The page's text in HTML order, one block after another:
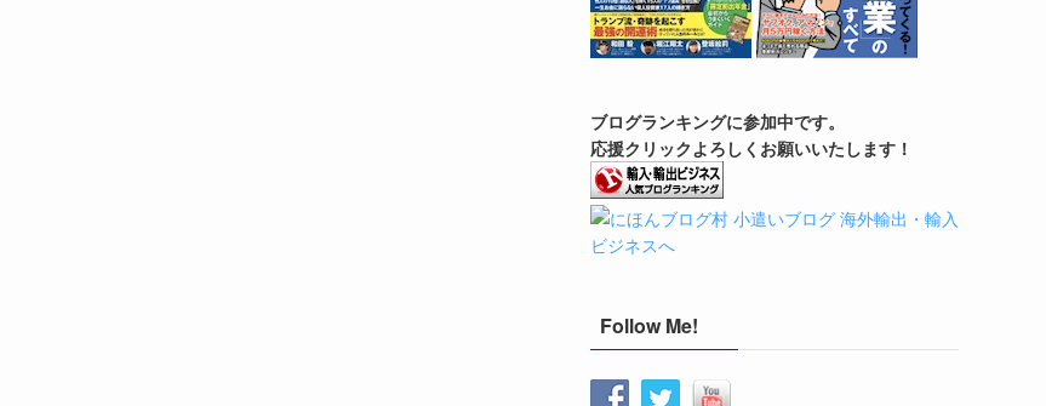
ブログランキングに参加中です。
応援クリックよろしくお願いいたします！
Follow Me!